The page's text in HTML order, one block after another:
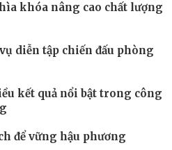
khóa nâng cao chất lượng
diễn tập chiến đấu phòng
kết quả nổi bật trong công
để vững hậu phương